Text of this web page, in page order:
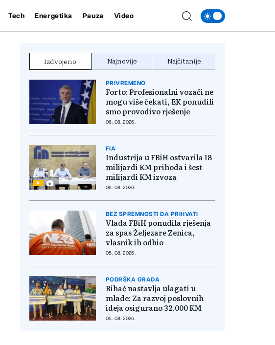
Tech Energetika Pauza Video
Izdvojeno Najnovije Najčitanije
PRIVREMENO
Forto: Profesionalni vozači ne
mogu više čekati, EK ponudili
smo provodivo rješenje
06. 08. 2026.
FIA
Industrija u FBiH ostvarila 18
milijardi KM prihoda i šest
milijardi KM izvoza
06. 08. 2026.
BEZ SPREMNOSTI DA PRIHVATI
Vlada FBiH ponudila rješenja
za spas Željezare Zenica,
vlasnik ih odbio
05. 08. 2026.
PODRŠKA GRADA
Bihać nastavlja ulagati u
mlade: Za razvoj poslovnih
ideja osigurano 32.000 KM
05. 08. 2026.